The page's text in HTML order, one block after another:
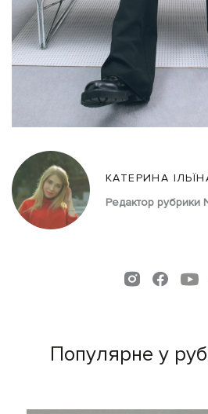
КАТЕРИНА
Редактор рубрики
Популярне у